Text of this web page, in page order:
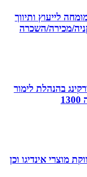
ותיווך
מכירה/השכרה
בהנהלת לימור
אינדיגו וכן